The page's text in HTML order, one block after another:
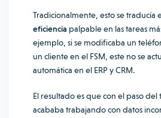
Tradicionalmente, esto se traducía
eficiencia palpable en las tareas
ejemplo, si se modificaba un
un cliente en el FSM, este no se
automática en el ERP y CRM.
El resultado es que con el paso
acababa trabajando con datos